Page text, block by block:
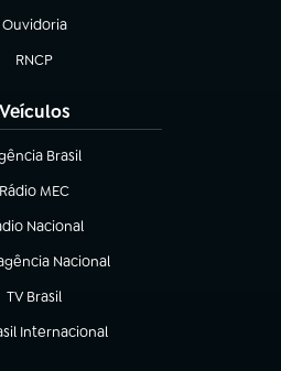
Ouvidoria
(abre em nova aba)
RNCP
(abre em nova aba)
Veículos
Brasil
em nova aba)
Rádio MEC
(abre em nova aba)
Nacional
Nacional
nova aba)
TV Brasil
(abre em nova aba)
Internacional
nova aba)